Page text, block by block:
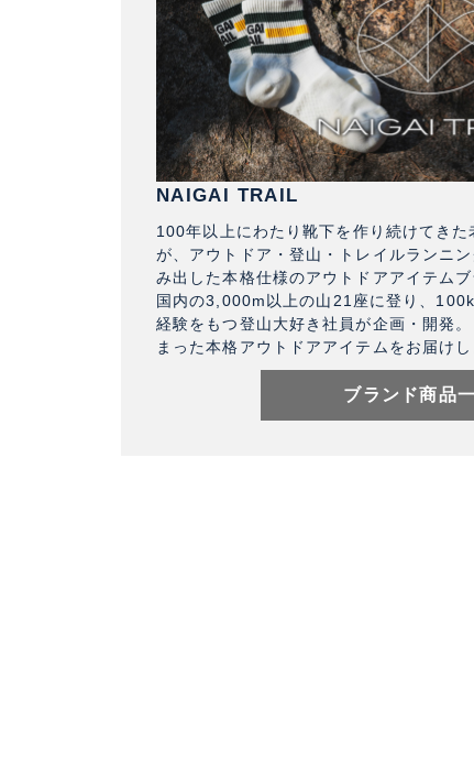
NAIGAI TRAIL
100年以上にわたり靴下を作り続けてきた
が、アウトドア・登山・トレイルランニ
み出した本格仕様のアウトドアアイテムブ
国内の3,000m以上の山21座に登り、
経験をもつ登山大好き社員が企画・開発
まった本格アウトドアアイテムをお届けし
ブランド商品